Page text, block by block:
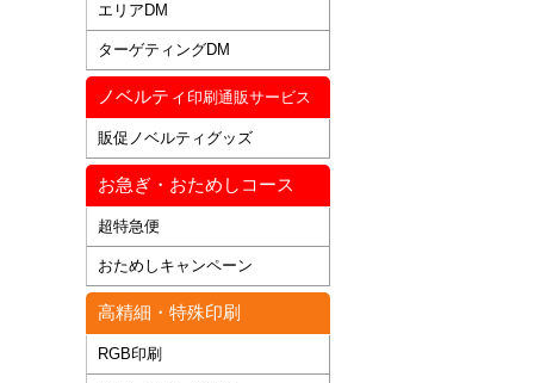
エリアDM
ターゲティングDM
ノベルティ 印刷通販サービス
販促ノベルティグッズ
お急ぎ・おためしコース
超特急便
おためしキャンペーン
高精細・特殊印刷
RGB印刷